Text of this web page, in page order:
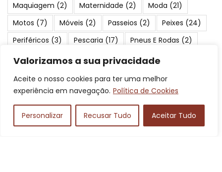
Valorizamos a sua privacidade
Aceite o nosso cookies para ter uma melhor
experiência em navegação. Política de Cookies
Personalizar Recusar Tudo Aceitar Tudo
Maquiagem (2) Maternidade (2) Moda (21)
Motos (7) Móveis (2) Passeios (2) Peixes (24)
Periféricos (3) Pescaria (17) Pneus E Rodas (2)
Praias(23) Produtos Para Cães(2)
Proteção E Segurança(2) Saúde E Beleza(4)
Serviços(19) Suplementos(3) Turismo(84)